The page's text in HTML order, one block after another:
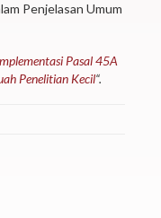
Penjelasan Umum
Pasal 45A
Penelitian Kecil“.